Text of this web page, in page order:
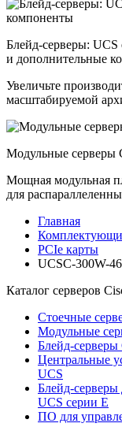
Блейд-серверы: UCS
и дополнительные
Увеличьте
масштабируемой
Модульные серверы
Мощная модульная
для
Главная
PCIe карты
UCSC-300W-
Каталог серверов
Стоечные
Модульные
Блейд-
Центральные
UCS
Блейд-серверы
UCS серии E
ПО для